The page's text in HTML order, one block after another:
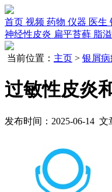
首页 视频 药物 仪器 医生
神经性皮炎 扁平苔藓 脂
当前位置： 主页 > 银屑病
过敏性皮炎
发布时间：2025-06-14 文